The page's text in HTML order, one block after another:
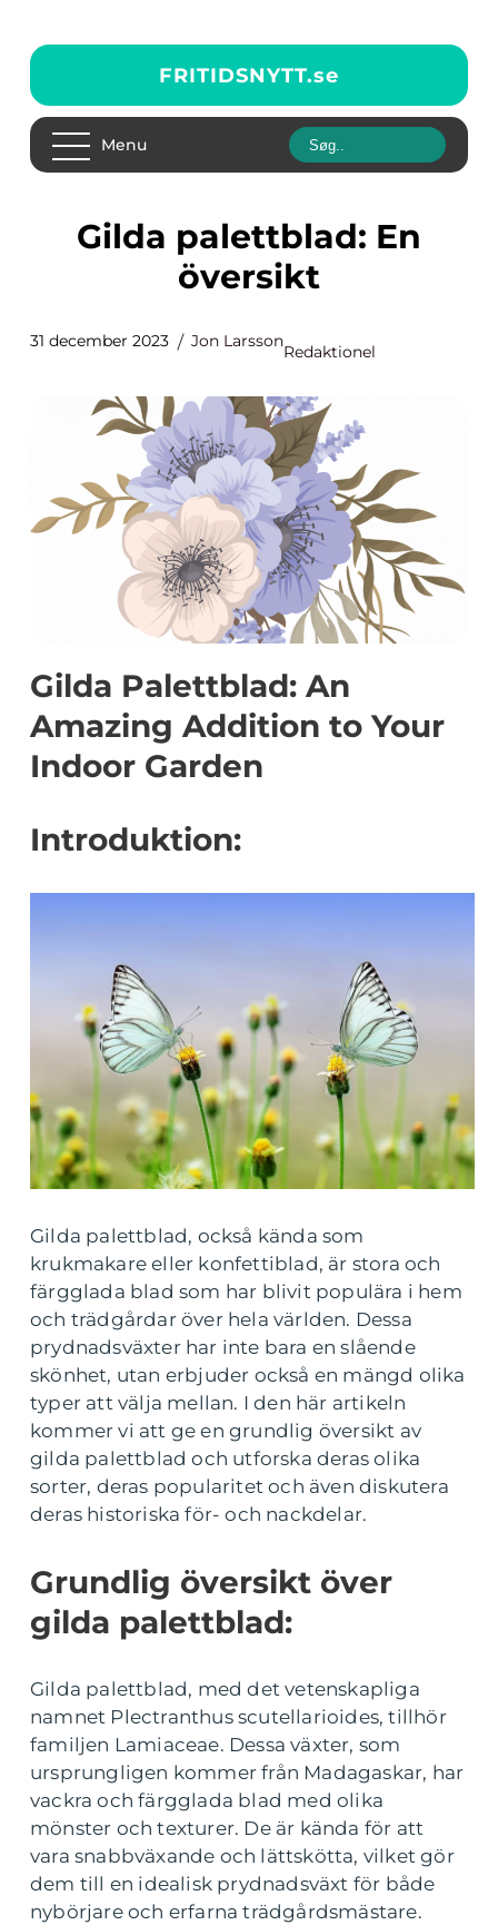
FRITIDSNYTT.se
Menu
Gilda palettblad: En
översikt
31 december 2023 Jon Larsson
Redaktionel
Gilda Palettblad: An
Amazing Addition to Your
Indoor Garden
Introduktion:
Gilda palettblad, också kända som
krukmakare eller konfettiblad, är stora och
färgglada blad som har blivit populära i hem
och trädgårdar över hela världen. Dessa
prydnadsväxter har inte bara en slående
skönhet, utan erbjuder också en mängd olika
typer att välja mellan. I den här artikeln
kommer vi att ge en grundlig översikt av
gilda palettblad och utforska deras olika
sorter, deras popularitet och även diskutera
deras historiska för- och nackdelar.
Grundlig översikt över
gilda palettblad:
Gilda palettblad, med det vetenskapliga
namnet Plectranthus scutellarioides, tillhör
familjen Lamiaceae. Dessa växter, som
ursprungligen kommer från Madagaskar, har
vackra och färgglada blad med olika
mönster och texturer. De är kända för att
vara snabbväxande och lättskötta, vilket gör
dem till en idealisk prydnadsväxt för både
nybörjare och erfarna trädgårdsmästare.